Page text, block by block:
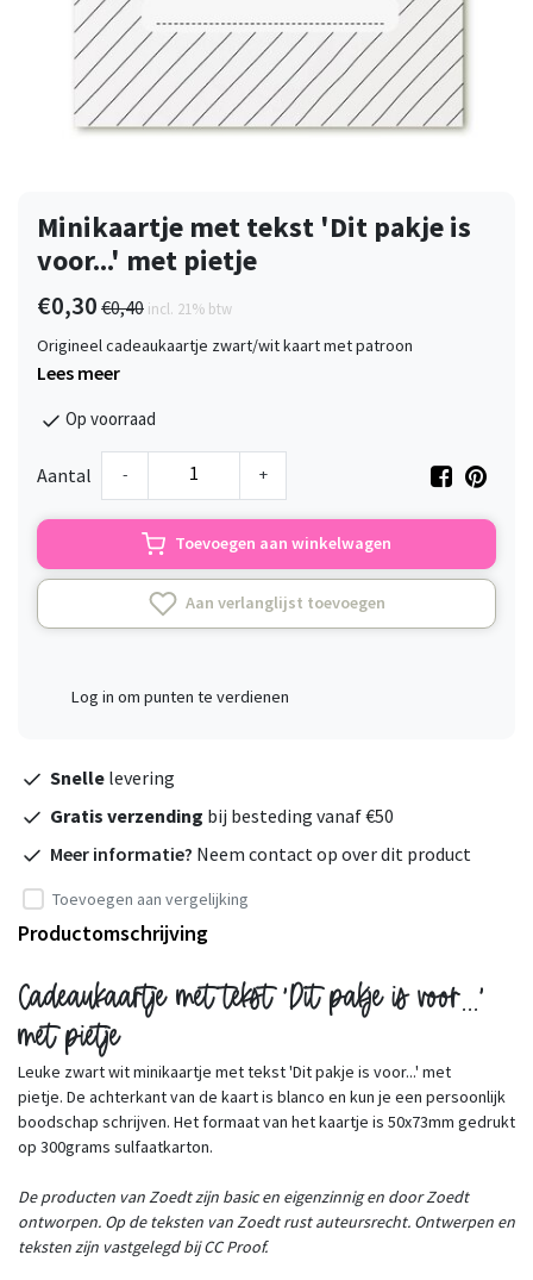
Minikaartje met tekst 'Dit pakje is
voor...' met pietje
€0,30 €0,40 incl. 21% btw
Origineel cadeaukaartje zwart/wit kaart met patroon
Lees meer
Op voorraad
Aantal - +
Toevoegen aan winkelwagen
Aan verlanglijst toevoegen
Log in om punten te verdienen
Snelle levering
Gratis verzending bij besteding vanaf €50
Meer informatie? Neem contact op over dit product
Toevoegen aan vergelijking
Productomschrijving
Cadeaukaartje met tekst 'Dit pakje is voor...'
met pietje
Leuke zwart wit minikaartje met tekst 'Dit pakje is voor...' met
pietje. De achterkant van de kaart is blanco en kun je een persoonlijk
boodschap schrijven. Het formaat van het kaartje is 50x73mm gedrukt
op 300grams sulfaatkarton.
De producten van Zoedt zijn basic en eigenzinnig en door Zoedt
ontworpen. Op de teksten van Zoedt rust auteursrecht. Ontwerpen en
teksten zijn vastgelegd bij CC Proof.